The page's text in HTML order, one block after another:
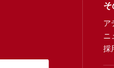
そ
ア
ニ
採